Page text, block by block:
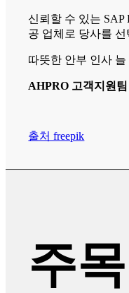
신뢰할 수 있는 SAP
공 업체로 당사를
따뜻한 안부 인사
AHPRO 고객지원팀
출처 freepik
주